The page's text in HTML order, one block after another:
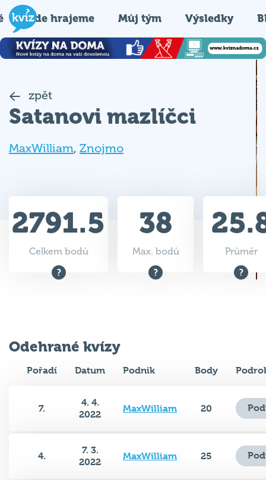
Kde hrajeme Můj tým Výsledky
zpět
Satanovi mazlíčci
MaxWilliam, Znojmo
2791.5
Celkem bodů
38
Max. bodů Průměr
Odehrané kvízy
Pořadí Datum Podnik Body
7.
4. 4.
2022
MaxWilliam 20
4.
7. 3.
2022
MaxWilliam 25